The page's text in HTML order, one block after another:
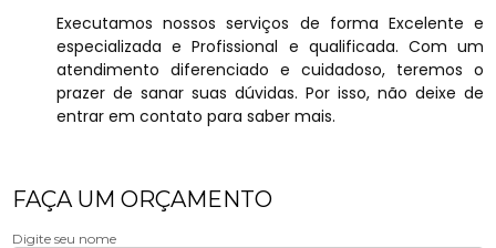
Executamos nossos serviços de forma Excelente e
especializada e Profissional e qualificada. Com um
atendimento diferenciado e cuidadoso, teremos o
prazer de sanar suas dúvidas. Por isso, não deixe de
entrar em contato para saber mais.
FAÇA UM ORÇAMENTO
Digite seu nome